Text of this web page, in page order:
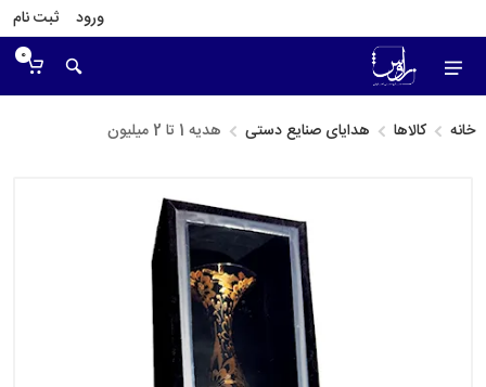
ورود ثبت نام
0
خانه کالاها هدایای صنایع دستی هدیه 1 تا 2 میلیون